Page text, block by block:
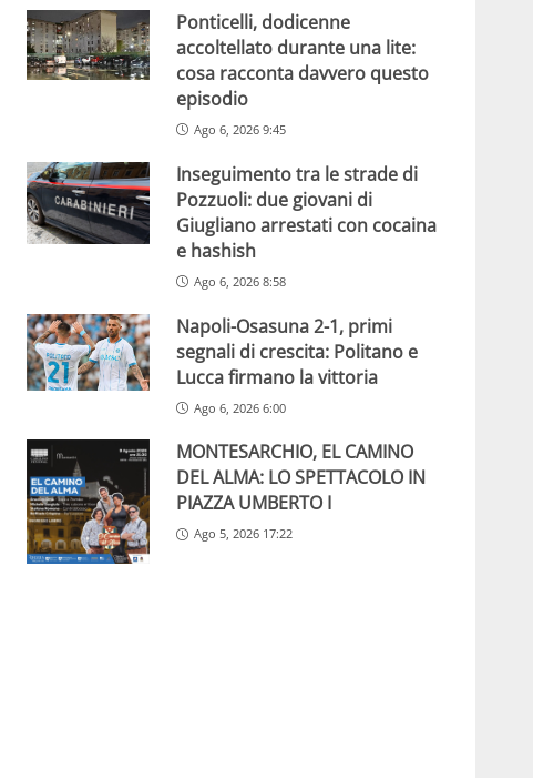
Ponticelli, dodicenne
accoltellato durante una lite:
cosa racconta davvero questo
episodio
Ago 6, 2026 9:45
Inseguimento tra le strade di
Pozzuoli: due giovani di
Giugliano arrestati con cocaina
e hashish
Ago 6, 2026 8:58
Napoli-Osasuna 2-1, primi
segnali di crescita: Politano e
Lucca firmano la vittoria
Ago 6, 2026 6:00
MONTESARCHIO, EL CAMINO
DEL ALMA: LO SPETTACOLO IN
PIAZZA UMBERTO I
Ago 5, 2026 17:22